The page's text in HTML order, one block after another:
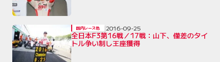
全日本F3第16戦／17戦：山下、僅差のタイ
トル争い制し王座獲得
国内レース他 2016-09-25